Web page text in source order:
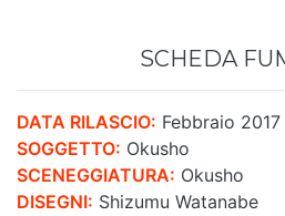
SCHEDA
DATA RILASCIO: Febbraio 2017
SOGGETTO: Okusho
SCENEGGIATURA: Okusho
DISEGNI: Shizumu Watanabe